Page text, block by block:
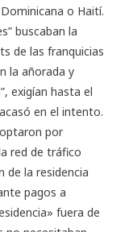
o Haití.
buscaban la
de las franquicias
la añorada y
exigían hasta el
en el intento.
por
red de tráfico
de la residencia
pagos a
fuera de